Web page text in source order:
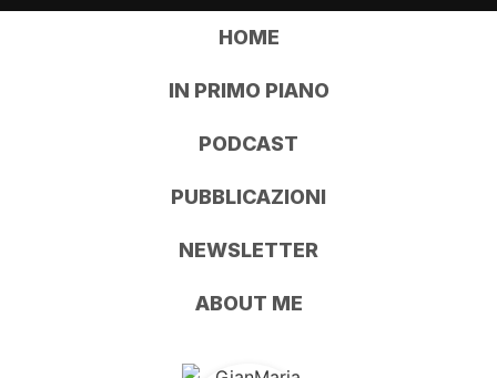
HOME
IN PRIMO PIANO
PODCAST
PUBBLICAZIONI
NEWSLETTER
ABOUT ME